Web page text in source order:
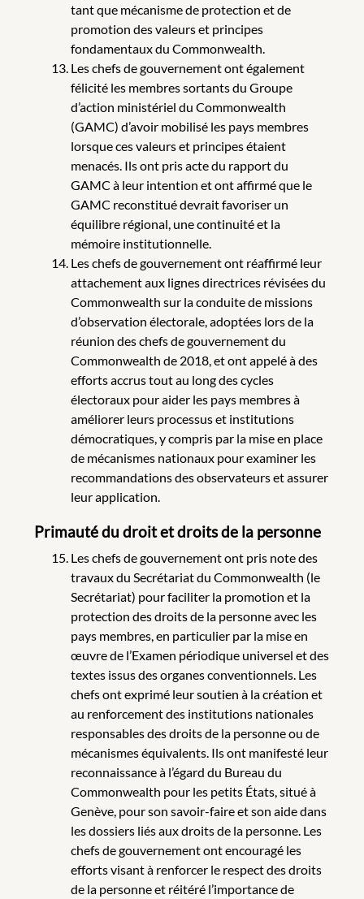
tant que mécanisme de protection et de
promotion des valeurs et principes
fondamentaux du Commonwealth.
Les chefs de gouvernement ont également
félicité les membres sortants du Groupe
d’action ministériel du Commonwealth
(GAMC) d’avoir mobilisé les pays membres
lorsque ces valeurs et principes étaient
menacés. Ils ont pris acte du rapport du
GAMC à leur intention et ont affirmé que le
GAMC reconstitué devrait favoriser un
équilibre régional, une continuité et la
mémoire institutionnelle.
Les chefs de gouvernement ont réaffirmé leur
attachement aux lignes directrices révisées du
Commonwealth sur la conduite de missions
d’observation électorale, adoptées lors de la
réunion des chefs de gouvernement du
Commonwealth de 2018, et ont appelé à des
efforts accrus tout au long des cycles
électoraux pour aider les pays membres à
améliorer leurs processus et institutions
démocratiques, y compris par la mise en place
de mécanismes nationaux pour examiner les
recommandations des observateurs et assurer
leur application.
Primauté du droit et droits de la personne
Les chefs de gouvernement ont pris note des
travaux du Secrétariat du Commonwealth (le
Secrétariat) pour faciliter la promotion et la
protection des droits de la personne avec les
pays membres, en particulier par la mise en
œuvre de l’Examen périodique universel et des
textes issus des organes conventionnels. Les
chefs ont exprimé leur soutien à la création et
au renforcement des institutions nationales
responsables des droits de la personne ou de
mécanismes équivalents. Ils ont manifesté leur
reconnaissance à l’égard du Bureau du
Commonwealth pour les petits États, situé à
Genève, pour son savoir-faire et son aide dans
les dossiers liés aux droits de la personne. Les
chefs de gouvernement ont encouragé les
efforts visant à renforcer le respect des droits
de la personne et réitéré l’importance de